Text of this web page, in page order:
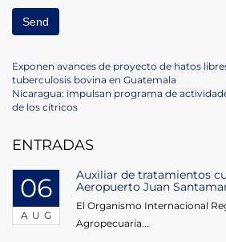
Post
navigation
Previous
Post
Exponen avances de proyecto de hatos
tuberculosis bovina en Guatemala
Next
Post
Nicaragua: impulsan programa de
de los cítricos
ENTRADAS
06
AUG
Auxiliar de tratamientos
Aeropuerto Juan
El Organismo Internacional
Agropecuaria...